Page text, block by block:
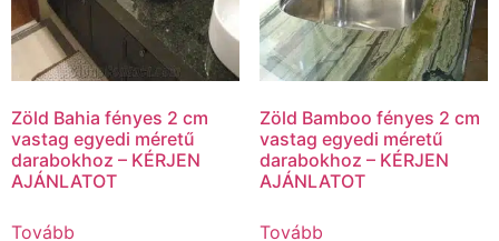
Zöld Bahia fényes 2 cm
vastag egyedi méretű
darabokhoz – KÉRJEN
AJÁNLATOT
Tovább
Zöld Bamboo fényes 2 cm
vastag egyedi méretű
darabokhoz – KÉRJEN
AJÁNLATOT
Tovább